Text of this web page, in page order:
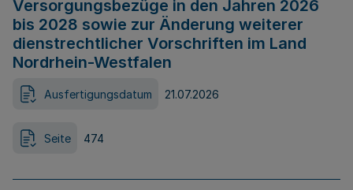
Versorgungsbezüge in den Jahren 2026
bis 2028 sowie zur Änderung weiterer
dienstrechtlicher Vorschriften im Land
Nordrhein-Westfalen
Ausfertigungsdatum 21.07.2026
Seite 474